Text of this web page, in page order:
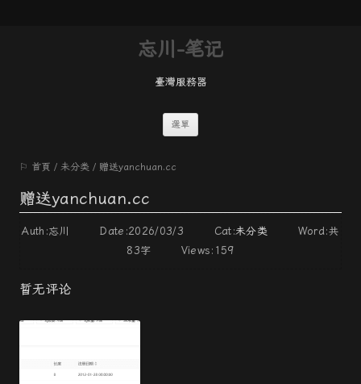
忘川-笔记
臺灣服務器
選單
⚐ 首頁 / 未分类 / 赠送yanchuan.cc
赠送yanchuan.cc
Auth:忘川 Date:2026/03/3 Cat:未分类 Word:共
83字 Views:159
暂无评论